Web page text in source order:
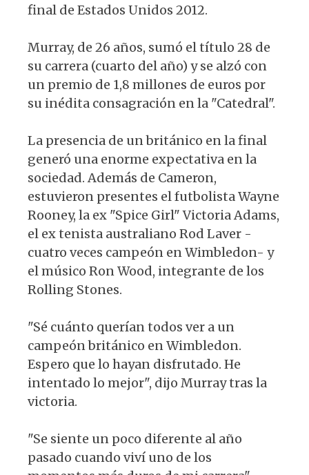
final de Estados Unidos 2012.
Murray, de 26 años, sumó el título 28 de
su carrera (cuarto del año) y se alzó con
un premio de 1,8 millones de euros por
su inédita consagración en la "Catedral".
La presencia de un británico en la final
generó una enorme expectativa en la
sociedad. Además de Cameron,
estuvieron presentes el futbolista Wayne
Rooney, la ex "Spice Girl" Victoria Adams,
el ex tenista australiano Rod Laver -
cuatro veces campeón en Wimbledon- y
el músico Ron Wood, integrante de los
Rolling Stones.
"Sé cuánto querían todos ver a un
campeón británico en Wimbledon.
Espero que lo hayan disfrutado. He
intentado lo mejor", dijo Murray tras la
victoria.
"Se siente un poco diferente al año
pasado cuando viví uno de los